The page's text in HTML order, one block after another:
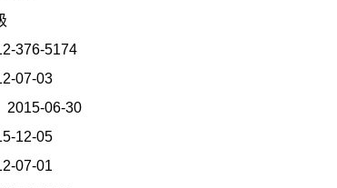
376-5174
07-03
2015-06-30
12-05
07-01